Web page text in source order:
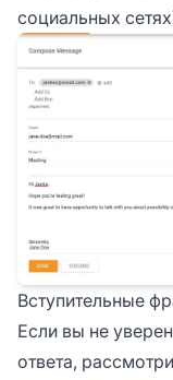
социальных
Вступительные
Если вы не
ответа,